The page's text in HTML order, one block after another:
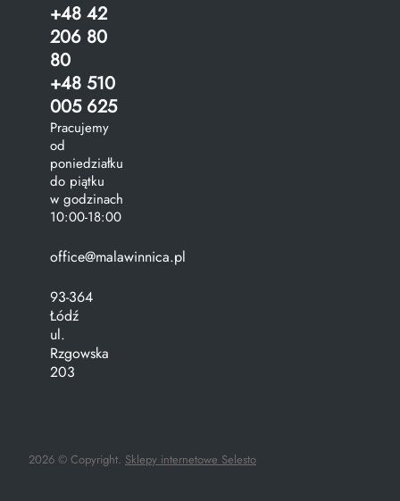
+48 42
206 80
80
+48 510
005 625
Pracujemy
od
poniedziałku
do piątku
w godzinach
10:00-18:00
office@malawinnica.pl
93-364
Łódź
ul.
Rzgowska
203
2026 © Copyright. Sklepy internetowe Selesto